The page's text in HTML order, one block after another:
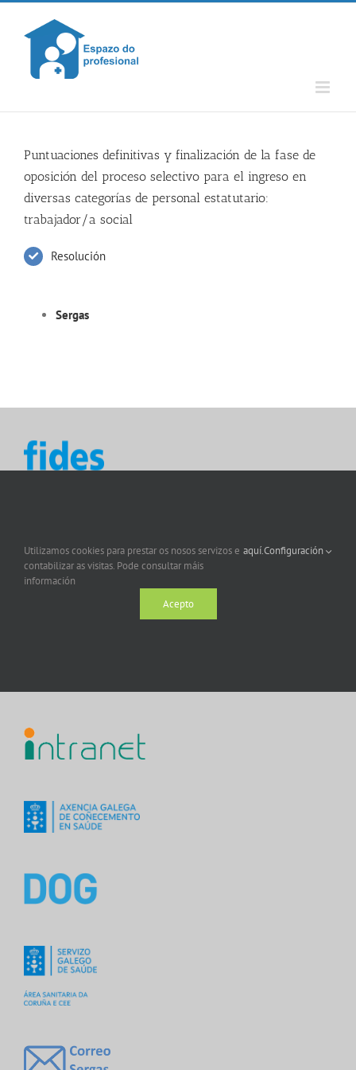
Skip
content
Puntuaciones definitivas y finalización de la fase de
oposición del proceso selectivo para el ingreso en
diversas categorías de personal estatutario:
trabajador/a social
Resolución
Sergas
Utilizamos cookies para prestar os nosos servizos e
contabilizar as visitas. Pode consultar máis
información
aquí.Configuración
Acepto